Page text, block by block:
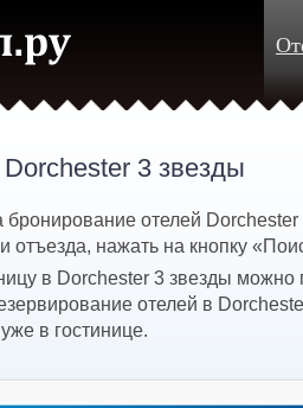
3 звезды
бронирование отелей
отъезда, нажать на кнопку
в Dorchester 3 звезды можно
отелей в
в гостинице.